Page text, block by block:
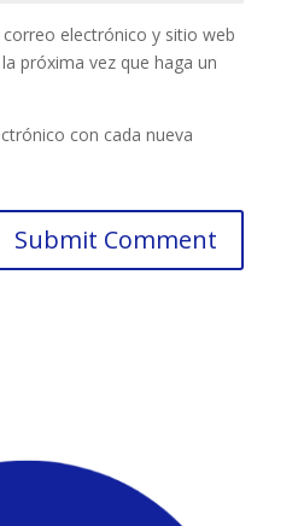
electrónico y sitio web
próxima vez que haga un
con cada nueva